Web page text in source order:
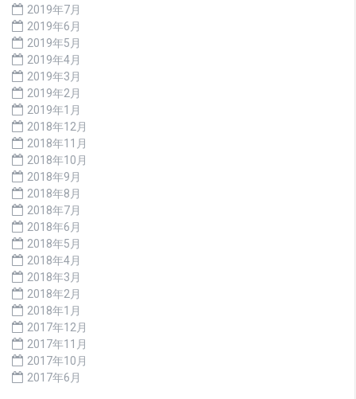
2019年7月
2019年6月
2019年5月
2019年4月
2019年3月
2019年2月
2019年1月
2018年12月
2018年11月
2018年10月
2018年9月
2018年8月
2018年7月
2018年6月
2018年5月
2018年4月
2018年3月
2018年2月
2018年1月
2017年12月
2017年11月
2017年10月
2017年6月